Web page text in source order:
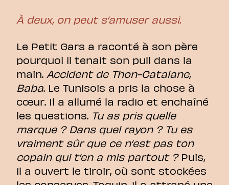
À deux, on peut s’amuser aussi.
Le Petit Gars a raconté à son père
pourquoi il tenait son pull dans la
main. Accident de Thon-Catalane,
Baba. Le Tunisois a pris la chose à
cœur. Il a allumé la radio et enchaîné
les questions. Tu as pris quelle
marque ? Dans quel rayon ? Tu es
vraiment sûr que ce n’est pas ton
copain qui t’en a mis partout ?Puis,
il a ouvert le tiroir, où sont stockées